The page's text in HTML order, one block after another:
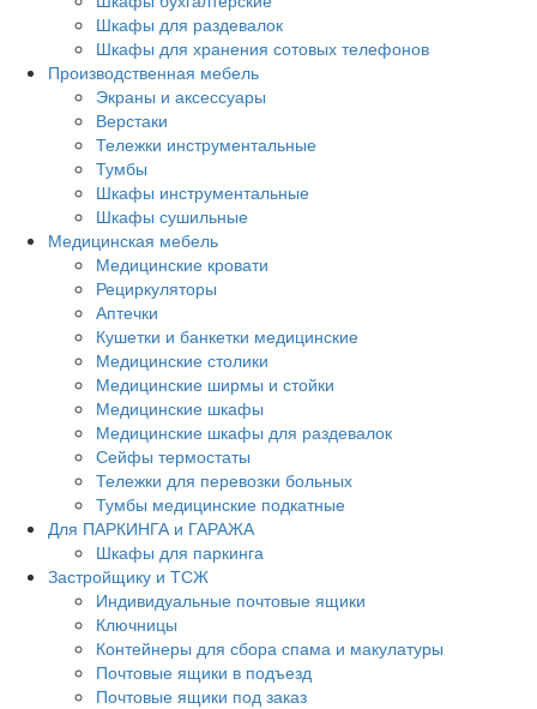
Шкафы для раздевалок
Шкафы для хранения сотовых телефонов
Производственная мебель
Экраны и аксессуары
Верстаки
Тележки инструментальные
Тумбы
Шкафы инструментальные
Шкафы сушильные
Медицинская мебель
Медицинские кровати
Рециркуляторы
Аптечки
Кушетки и банкетки медицинские
Медицинские столики
Медицинские ширмы и стойки
Медицинские шкафы
Медицинские шкафы для раздевалок
Сейфы термостаты
Тележки для перевозки больных
Тумбы медицинские подкатные
Для ПАРКИНГА и ГАРАЖА
Шкафы для паркинга
Застройщику и ТСЖ
Индивидуальные почтовые ящики
Ключницы
Контейнеры для сбора спама и макулатуры
Почтовые ящики в подъезд
Почтовые ящики под заказ